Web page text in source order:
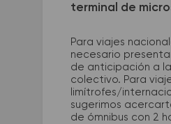
terminal de
Para viajes
necesario
de anticipación a
colectivo. Para
limítrofes/
sugerimos
de ómnibus con 2